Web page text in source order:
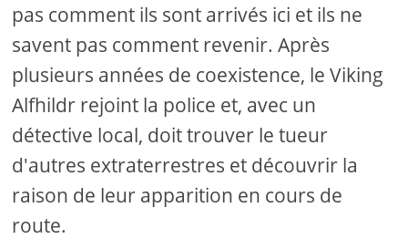
pas comment ils sont arrivés ici et ils ne
savent pas comment revenir. Après
plusieurs années de coexistence, le Viking
Alfhildr rejoint la police et, avec un
détective local, doit trouver le tueur
d'autres extraterrestres et découvrir la
raison de leur apparition en cours de
route.